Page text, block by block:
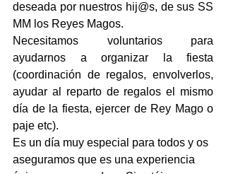
deseada por nuestros hij@s, de sus SS
MM los Reyes Magos.
Necesitamos voluntarios para
ayudarnos a organizar la fiesta
(coordinación de regalos, envolverlos,
ayudar al reparto de regalos el mismo
día de la fiesta, ejercer de Rey Mago o
paje etc).
Es un día muy especial para todos y os
aseguramos que es una experiencia